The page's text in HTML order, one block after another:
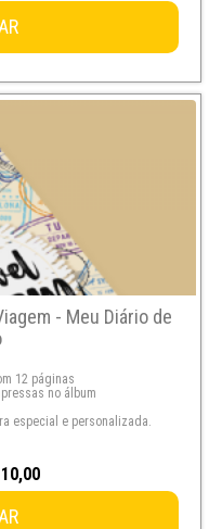
- Meu Diário de
12 páginas
no álbum
especial e personalizada.